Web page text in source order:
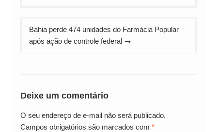
Bahia perde 474 unidades do Farmácia Popular
após ação de controle federal
Deixe um comentário
O seu endereço de e-mail não será publicado.
Campos obrigatórios são marcados com *